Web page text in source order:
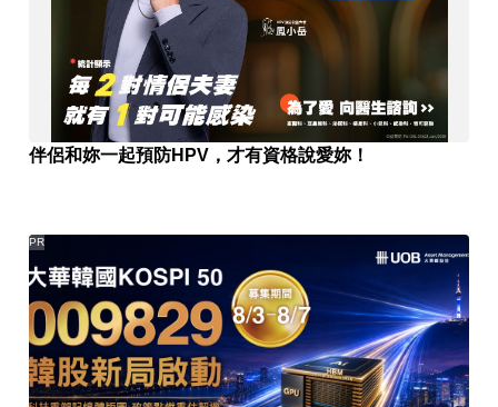
伴侶和妳一起預防HPV，才有資格說愛妳！
PR